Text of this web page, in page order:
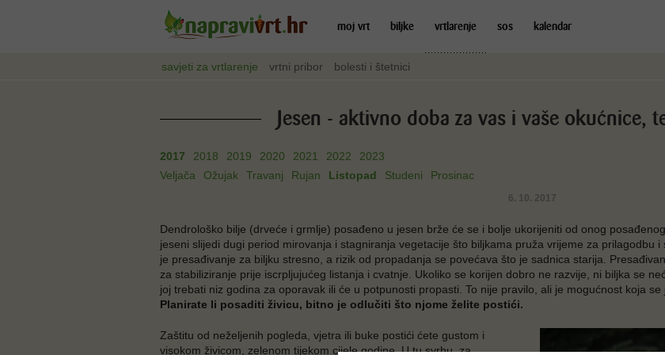
moj vrt biljke vrtlarenje sos kalendar
savjeti za vrtlarenje vrtni pribor bolesti i štetnici
Jesen - aktivno doba za vas i vaše okućnice,
2017 2018 2019 2020 2021 2022
2023
Veljača
Ožujak Travanj Rujan Listopad Studeni Prosinac
6. 10. 2017
Dendrološko bilje (drveće i grmlje) posađeno u jesen brže će se i bolje ukorijeniti od onog
jeseni slijedi dugi period mirovanja i stagniranja vegetacije što biljkama pruža vrijeme za prilagodbu
je presađivanje za biljku stresno, a rizik od propadanja se povećava što je sadnica starija.
za stabiliziranje prije iscrpljujućeg listanja i cvatnje. Ukoliko se korijen dobro ne razvije, ni biljka se
joj trebati niz godina za oporavak ili će u potpunosti propasti. To nije pravilo, ali je mogućnost koja se
Planirate li posaditi živicu, bitno je odlučiti što njome želite postići.
Zaštitu od neželjenih pogleda, vjetra ili buke postići ćete gustom i
visokom živicom, zelenom tijekom cijele godine. U tu svrhu, za